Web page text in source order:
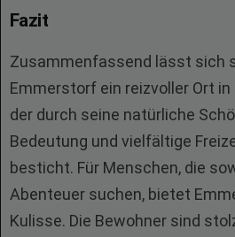
Fazit
Zusammenfassend lässt sich
Emmerstorf ein reizvoller Ort
der durch seine natürliche
Bedeutung und vielfältige
besticht. Für Menschen, die
Abenteuer suchen, bietet
Kulisse. Die Bewohner sind